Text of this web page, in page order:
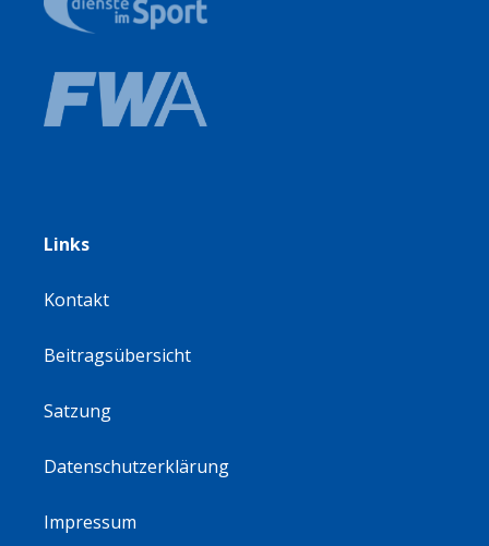
Links
Kontakt
Beitragsübersicht
Satzung
Datenschutzerklärung
Impressum